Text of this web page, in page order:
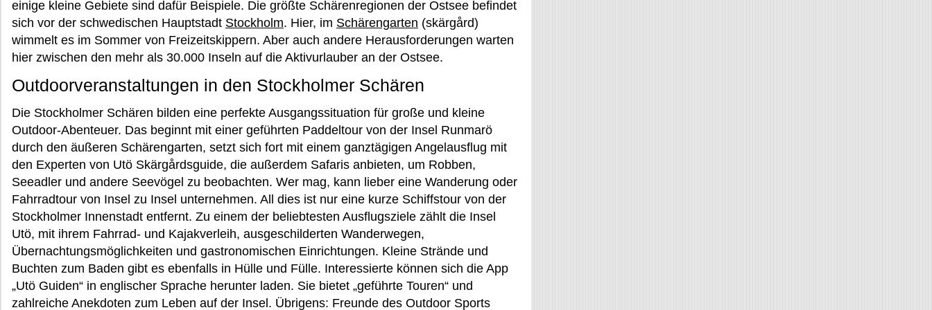
einige kleine Gebiete sind dafür Beispiele. Die größte Schärenregionen der Ostsee befindet
sich vor der schwedischen Hauptstadt Stockholm. Hier, im Schärengarten (skärgård)
wimmelt es im Sommer von Freizeitskippern. Aber auch andere Herausforderungen warten
hier zwischen den mehr als 30.000 Inseln auf die Aktivurlauber an der Ostsee.
Outdoorveranstaltungen in den Stockholmer Schären
Die Stockholmer Schären bilden eine perfekte Ausgangssituation für große und kleine
Outdoor-Abenteuer. Das beginnt mit einer geführten Paddeltour von der Insel Runmarö
durch den äußeren Schärengarten, setzt sich fort mit einem ganztägigen Angelausflug mit
den Experten von Utö Skärgårdsguide, die außerdem Safaris anbieten, um Robben,
Seeadler und andere Seevögel zu beobachten. Wer mag, kann lieber eine Wanderung oder
Fahrradtour von Insel zu Insel unternehmen. All dies ist nur eine kurze Schiffstour von der
Stockholmer Innenstadt entfernt. Zu einem der beliebtesten Ausflugsziele zählt die Insel
Utö, mit ihrem Fahrrad- und Kajakverleih, ausgeschilderten Wanderwegen,
Übernachtungsmöglichkeiten und gastronomischen Einrichtungen. Kleine Strände und
Buchten zum Baden gibt es ebenfalls in Hülle und Fülle. Interessierte können sich die App
„Utö Guiden“ in englischer Sprache herunter laden. Sie bietet „geführte Touren“ und
zahlreiche Anekdoten zum Leben auf der Insel. Übrigens: Freunde des Outdoor Sports